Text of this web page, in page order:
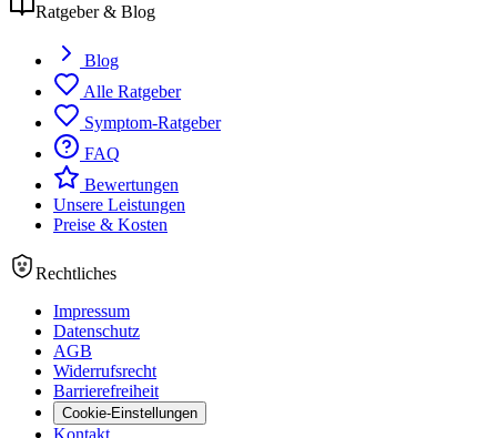
Ratgeber & Blog
Blog
Alle Ratgeber
Symptom-Ratgeber
FAQ
Bewertungen
Unsere Leistungen
Preise & Kosten
Rechtliches
Impressum
Datenschutz
AGB
Widerrufsrecht
Barrierefreiheit
Cookie-Einstellungen
Kontakt